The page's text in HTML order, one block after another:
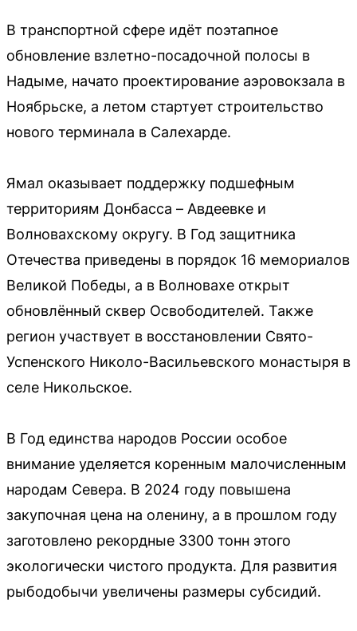
В транспортной сфере идёт поэтапное
обновление взлетно-посадочной полосы в
Надыме, начато проектирование аэровокзала в
Ноябрьске, а летом стартует строительство
нового терминала в Салехарде.
Ямал оказывает поддержку подшефным
территориям Донбасса – Авдеевке и
Волновахскому округу. В Год защитника
Отечества приведены в порядок 16 мемориалов
Великой Победы, а в Волновахе открыт
обновлённый сквер Освободителей. Также
регион участвует в восстановлении Свято-
Успенского Николо-Васильевского монастыря в
селе Никольское.
В Год единства народов России особое
внимание уделяется коренным малочисленным
народам Севера. В 2024 году повышена
закупочная цена на оленину, а в прошлом году
заготовлено рекордные 3300 тонн этого
экологически чистого продукта. Для развития
рыбодобычи увеличены размеры субсидий.